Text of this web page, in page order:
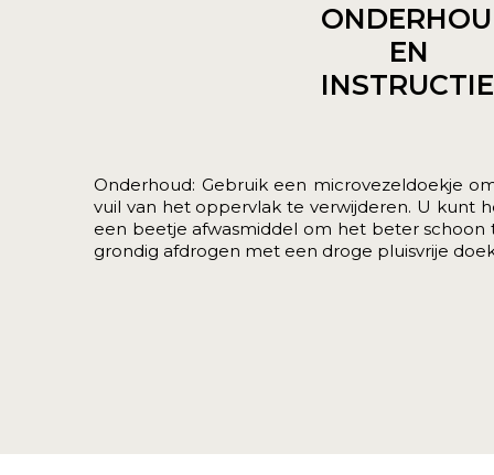
EN
Onderhoud: Gebruik een microvezeldoekje
vuil van het oppervlak te verwijderen. U kunt
een beetje afwasmiddel om het beter schoon
grondig afdrogen met een droge pluisvrije